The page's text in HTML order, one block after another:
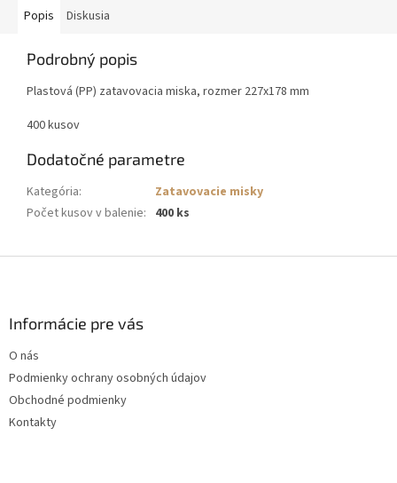
Popis Diskusia
Podrobný popis
Plastová (PP) zatavovacia miska, rozmer 227x178 mm
400 kusov
Dodatočné parametre
Kategória:
Zatavovacie misky
Počet kusov v balenie: 400 ks
Informácie pre vás
O nás
Podmienky ochrany osobných údajov
Obchodné podmienky
Kontakty